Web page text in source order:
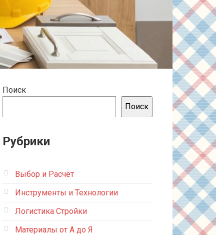
Поиск
Поиск
Рубрики
Выбор и Расчёт
Инструменты и Технологии
Логистика Стройки
Материалы от А до Я